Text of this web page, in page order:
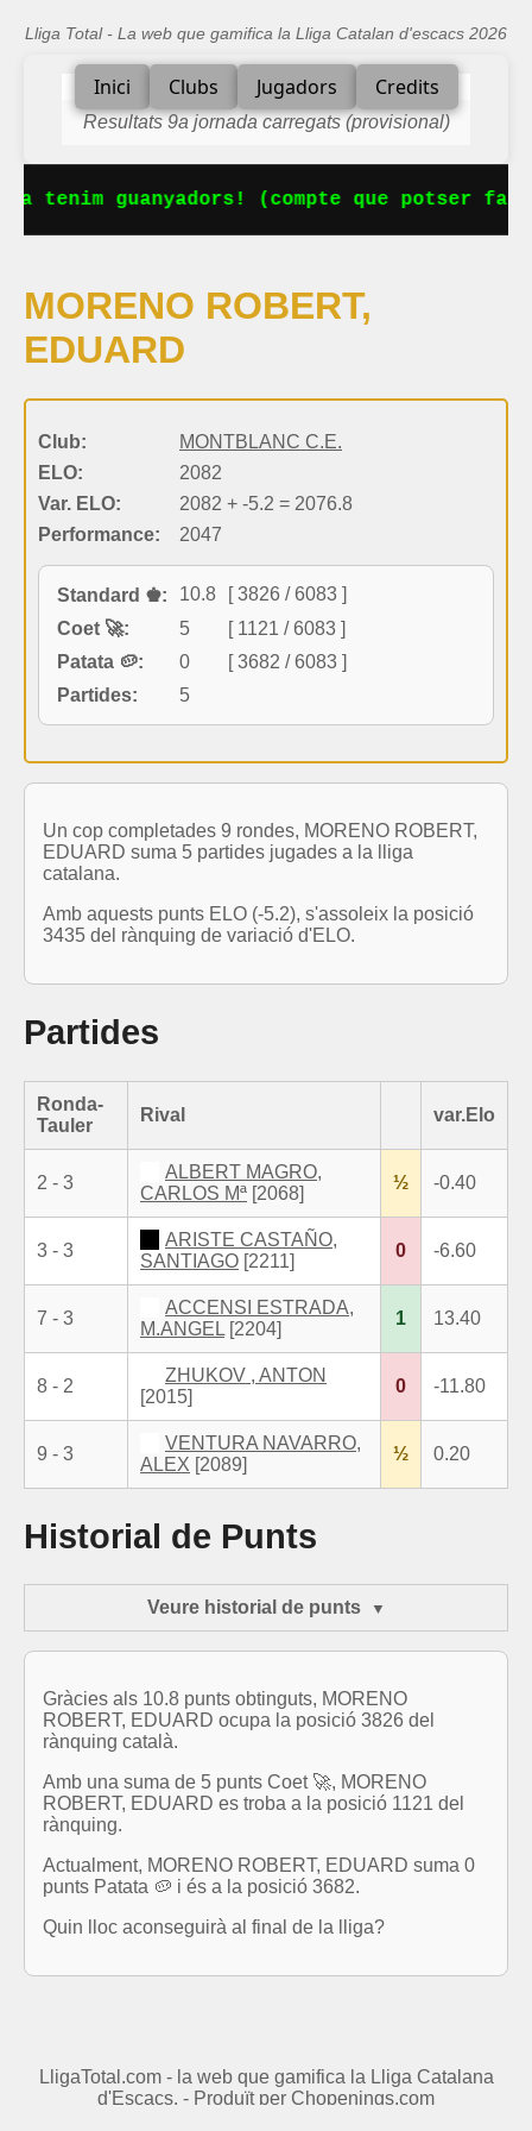
Lliga Total - La web que gamifica la Lliga Catalan d'escacs 2026
Inici Clubs Jugadors Credits
Resultats 9a jornada carregats (provisional)
tenim guanyadors! (compte que potser
MORENO ROBERT,
EDUARD
Club:
MONTBLANC C.E.
ELO:
2082
Var. ELO:
2082 + -5.2 = 2076.8
Performance:
2047
Standard ♚: 10.8
[ 3826 / 6083 ]
Coet 🚀:
5
[ 1121 / 6083 ]
Patata 🥔:
0
[ 3682 / 6083 ]
Partides:
5
Un cop completades 9 rondes, MORENO ROBERT,
EDUARD suma 5 partides jugades a la lliga
catalana.
Amb aquests punts ELO (-5.2), s'assoleix la posició
3435 del rànquing de variació d'ELO.
Partides
Ronda-
Tauler
Rival var.Elo
2 - 3
ALBERT MAGRO,
CARLOS Mª [2068]
½ -0.40
3 - 3
ARISTE CASTAÑO,
SANTIAGO [2211]
0 -6.60
7 - 3
ACCENSI ESTRADA,
M.ANGEL [2204]
1 13.40
8 - 2
ZHUKOV , ANTON
[2015]
0 -11.80
9 - 3
VENTURA NAVARRO,
ALEX [2089]
½ 0.20
Historial de Punts
Veure historial de punts
Gràcies als 10.8 punts obtinguts, MORENO
ROBERT, EDUARD ocupa la posició 3826 del
rànquing català.
Amb una suma de 5 punts Coet 🚀, MORENO
ROBERT, EDUARD es troba a la posició 1121 del
rànquing.
Actualment, MORENO ROBERT, EDUARD suma 0
punts Patata 🥔 i és a la posició 3682.
Quin lloc aconseguirà al final de la lliga?
LligaTotal.com - la web que gamifica la Lliga Catalana
d'Escacs. - Produït per Chopenings.com